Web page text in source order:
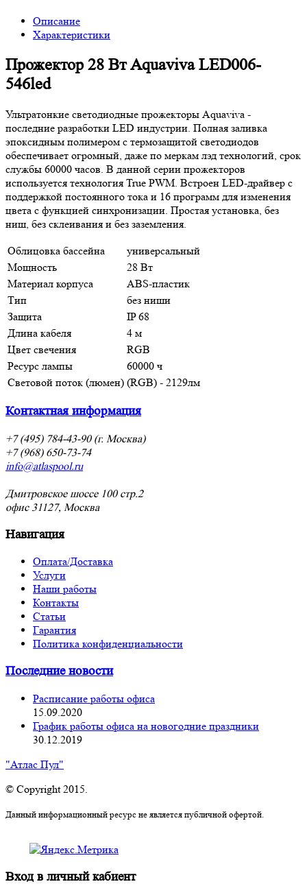
Описание
Характеристики
Прожектор 28 Вт Aquaviva LED006-
546led
Ультратонкие светодиодные прожекторы Aquaviva -
последние разработки LED индустрии. Полная заливка
эпоксидным полимером с термозащитой светодиодов
обеспечивает огромный, даже по меркам лэд технологий, срок
службы 60000 часов. В данной серии прожекторов
используется технология True PWM. Встроен LED-драйвер с
поддержкой постоянного тока и 16 программ для изменения
цвета с функцией синхронизации. Простая установка, без
ниш, без склеивания и без заземления.
Облицовка бассейна
универсальный
Мощность
28 Вт
Материал корпуса
ABS-пластик
Тип
без ниши
Защита
IP 68
Длина кабеля
4 м
Цвет свечения
RGB
Ресурс лампы
60000 ч
Световой поток (люмен) (RGB) - 2129лм
Контактная информация
+7 (495) 784-43-90 (г. Москва)
+7 (968) 650-73-74
info@atlaspool.ru
Дмитровское шоссе 100 стр.2
офис 31127, Москва
Навигация
Оплата/Доставка
Услуги
Наши работы
Контакты
Статьи
Гарантия
Политика конфиденциальности
Последние новости
Расписание работы офиса
15.09.2020
График работы офиса на новогодние праздники
30.12.2019
"Атлас Пул"
© Copyright 2015.
Данный информационный ресурс не является публичной офертой.
Вход в личный кабиент